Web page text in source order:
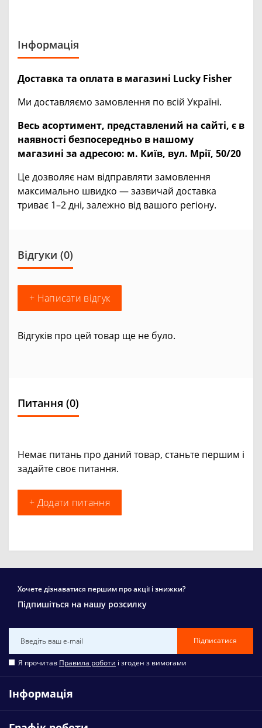
Інформація
Доставка та оплата в магазині Lucky Fisher
Ми доставляємо замовлення по всій Україні.
Весь асортимент, представлений на сайті, є в
наявності безпосередньо в нашому
магазині за адресою: м. Київ, вул. Мрії, 50/20
Це дозволяє нам відправляти замовлення
максимально швидко — зазвичай доставка
триває 1–2 дні, залежно від вашого регіону.
Відгуки (0)
+ Написати відгук
Відгуків про цей товар ще не було.
Питання (0)
Немає питань про даний товар, станьте першим і
задайте своє питання.
+ Додати питання
Хочете дізнаватися першим про акції і знижки?
Підпишіться на нашу розсилку
Підписатися
Я прочитав Правила роботи і згоден з вимогами
Інформація